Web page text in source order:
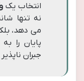
انتخاب یک
نه تنها
می دهد،
پایان را
جبران